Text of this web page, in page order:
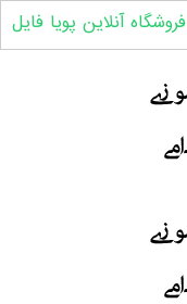
فروشگاه آنلاین پویا فایل